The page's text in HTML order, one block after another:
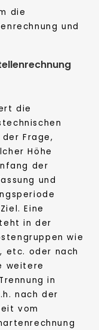
die
und
die
Frage,
Höhe
der
und
Eine
in der
wie
etc. oder nach
weitere
in
nach der
vom